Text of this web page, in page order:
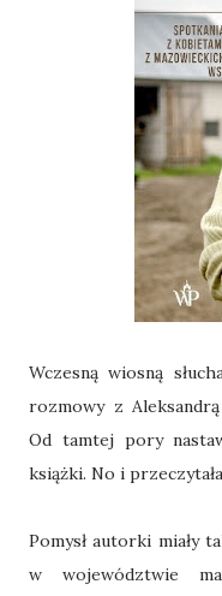
Wczesną wiosną
rozmowy z
Od tamtej pory
książki. No i
Pomysł autorki miały
w województwie